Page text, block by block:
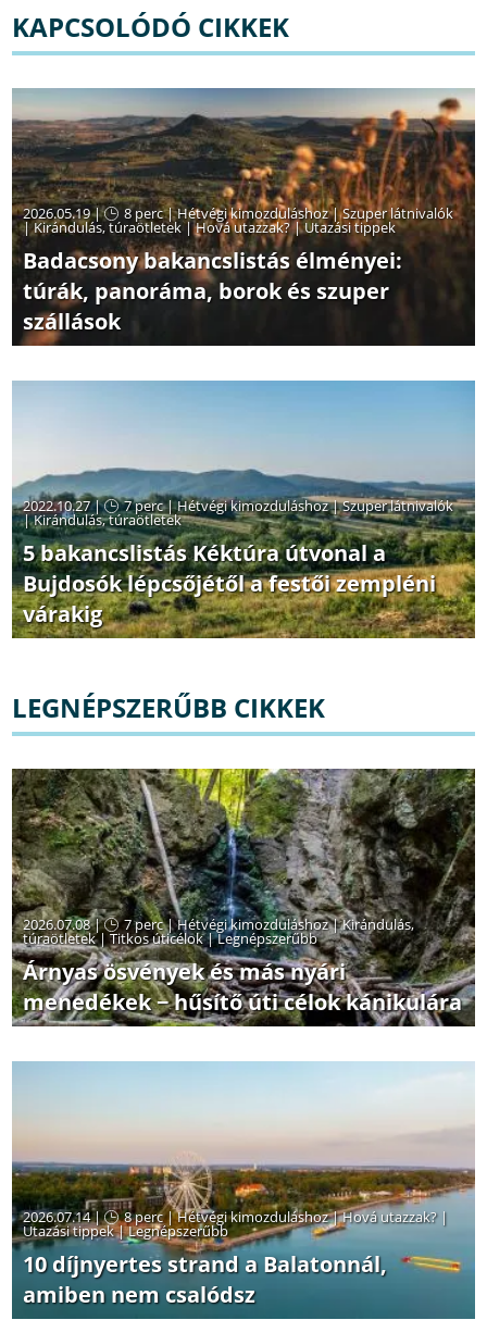
KAPCSOLÓDÓ CIKKEK
2026.05.19 | 8 perc|Hétvégi kimozduláshoz|Szuper látnivalók
|Kirándulás, túraötletek|Hová utazzak?|Utazási tippek
Badacsony bakancslistás élményei:
túrák, panoráma, borok és szuper
szállások
2022.10.27 | 7 perc|Hétvégi kimozduláshoz|Szuper látnivalók
|Kirándulás, túraötletek
5 bakancslistás Kéktúra útvonal a
Bujdosók lépcsőjétől a festői zempléni
várakig
LEGNÉPSZERŰBB CIKKEK
2026.07.08 | 7 perc|Hétvégi kimozduláshoz|Kirándulás,
túraötletek|Titkos úticélok|Legnépszerűbb
Árnyas ösvények és más nyári
menedékek − hűsítő úti célok kánikulára
2026.07.14 | 8 perc|Hétvégi kimozduláshoz|Hová utazzak? |
Utazási tippek|Legnépszerűbb
10 díjnyertes strand a Balatonnál,
amiben nem csalódsz